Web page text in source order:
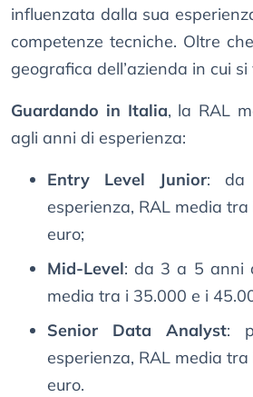
influenzata dalla sua
competenze tecniche. Oltre
geografica dell’azienda in cui
Guardando in Italia, la RAL
agli anni di esperienza:
Entry Level Junior:
esperienza, RAL media
euro;
Mid-Level: da 3 a 5 anni
media tra i 35.000 e i
Senior Data Analyst:
esperienza, RAL media
euro.